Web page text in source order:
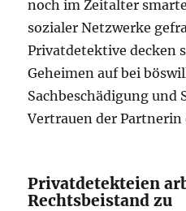
noch im Zeitalter
sozialer Netzwerke
Privatdetektive decken
Geheimen auf bei
Sachbeschädigung und
Vertrauen der Partnerin
Privatdetekteien
Rechtsbeistand zu